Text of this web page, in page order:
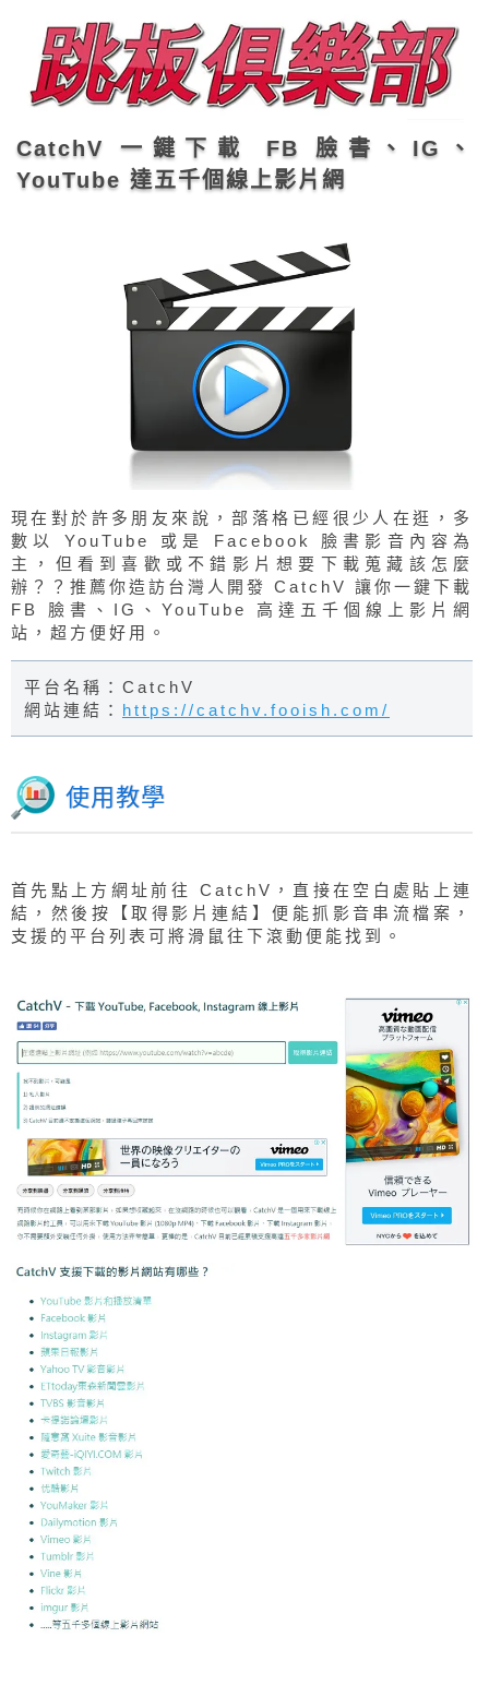
CatchV 一鍵下載 FB 臉書、IG、
YouTube 達五千個線上影片網
現在對於許多朋友來說，部落格已經很少人在逛，多
數以 YouTube 或是 Facebook 臉書影音內容為
主，但看到喜歡或不錯影片想要下載蒐藏該怎麼
辦？？推薦你造訪台灣人開發 CatchV 讓你一鍵下載
FB 臉書、IG、YouTube 高達五千個線上影片網
站，超方便好用。
平台名稱：CatchV
網站連結： https://catchv.fooish.com/
使用教學
首先點上方網址前往 CatchV，直接在空白處貼上連
結，然後按【取得影片連結】便能抓影音串流檔案，
支援的平台列表可將滑鼠往下滾動便能找到。